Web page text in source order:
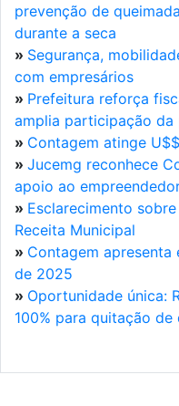
prevenção de
durante a seca
» Segurança,
com empresários
» Prefeitura reforça
amplia participação da
» Contagem atinge
» Jucemg reconhece
apoio ao
» Esclarecimento
Receita Municipal
» Contagem
de 2025
» Oportunidade única:
100% para quitação de